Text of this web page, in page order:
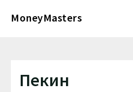
MoneyMasters
Пекин